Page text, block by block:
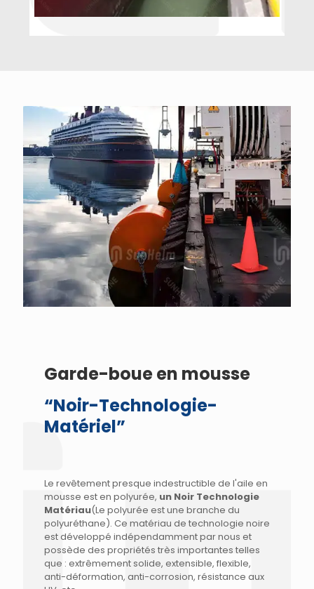
Garde-boue en mousse
“Noir-Technologie-
Matériel”
Le revêtement presque indestructible de l'aile en
mousse est en polyurée, un Noir Technologie
Matériau(Le polyurée est une branche du
polyuréthane). Ce matériau de technologie noire
est développé indépendamment par nous et
possède des propriétés très importantes telles
que : extrêmement solide, extensible, flexible,
anti-déformation, anti-corrosion, résistance aux